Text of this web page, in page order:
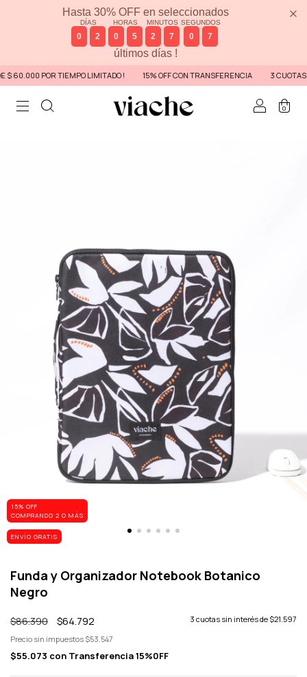
Hasta 30% OFF en seleccionados
DÍAS
0 2
HORAS
0 5
MINUTOS
2 7
SEGUNDOS
0
últimos días !
POR TIEMPO LIMITADO ! 15% OFF CON TRANSFERENCIA 3 CUOTAS EN
0
15% OFF
COMPRANDO 2 O MÁS
ENVÍO GRATIS
Funda y Organizador Notebook Botanico
Negro
$86.390 $64.792 3 cuotas sin interés de $21.597
Precio sin impuestos $53.547
$55.073 con Transferencia 15%0FF